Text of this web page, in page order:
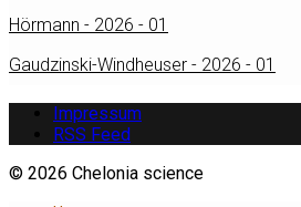
Hörmann - 2026 - 01
Gaudzinski-Windheuser - 2026 - 01
Impressum
RSS Feed
© 2026 Chelonia science